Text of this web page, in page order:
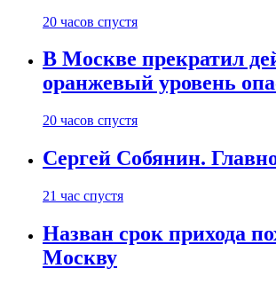
20 часов спустя
В Москве прекратил
оранжевый уровень
20 часов спустя
Сергей Собянин.
21 час спустя
Назван срок прихода
Москву